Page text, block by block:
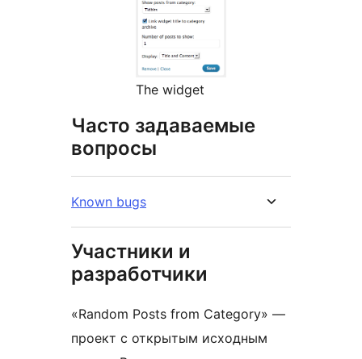
The widget
Часто задаваемые
вопросы
Known bugs
Участники и
разработчики
«Random Posts from Category» —
проект с открытым исходным